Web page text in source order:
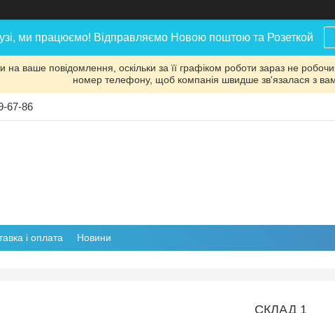
ми працюємо! Відправляємо Новою поштою та Розеткой
на ваше повідомлення, оскільки за її графіком роботи зараз не
номер телефону, щоб компанія швидше зв'язалася з
67-86
і оплата Новини
СКЛАД 1